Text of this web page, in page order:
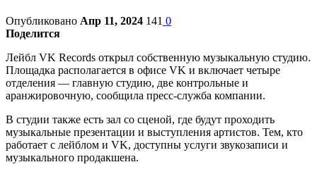
Опубликовано Апр 11, 2024 141 0
Поделится
Лейбл VK Records открыл собственную музыкальную студию.
Площадка располагается в офисе VK и включает четыре
отделения — главную студию, две контрольные и
аранжировочную, сообщила пресс-служба компании.
В студии также есть зал со сценой, где будут проходить
музыкальные презентации и выступления артистов. Тем, кто
работает с лейблом и VK, доступны услуги звукозаписи и
музыкального продакшена.